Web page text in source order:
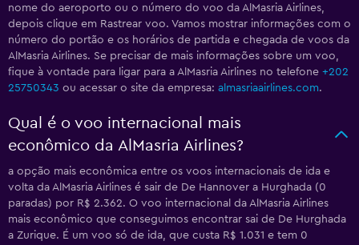
nome do aeroporto ou o número do voo da AlMasria Airlines,
depois clique em Rastrear voo. Vamos mostrar informações com o
número do portão e os horários de partida e chegada de voos da
AlMasria Airlines. Se precisar de mais informações sobre um voo,
fique à vontade para ligar para a AlMasria Airlines no telefone +202
25750343 ou acessar o site da empresa: almasriaairlines.com.
Qual é o voo internacional mais
econômico da AlMasria Airlines?
a opção mais econômica entre os voos internacionais de ida e
volta da AlMasria Airlines é sair de De Hannover a Hurghada (0
paradas) por R$ 2.362. O voo internacional da AlMasria Airlines
mais econômico que conseguimos encontrar sai de De Hurghada
a Zurique. É um voo só de ida, que custa R$ 1.031 e tem 0